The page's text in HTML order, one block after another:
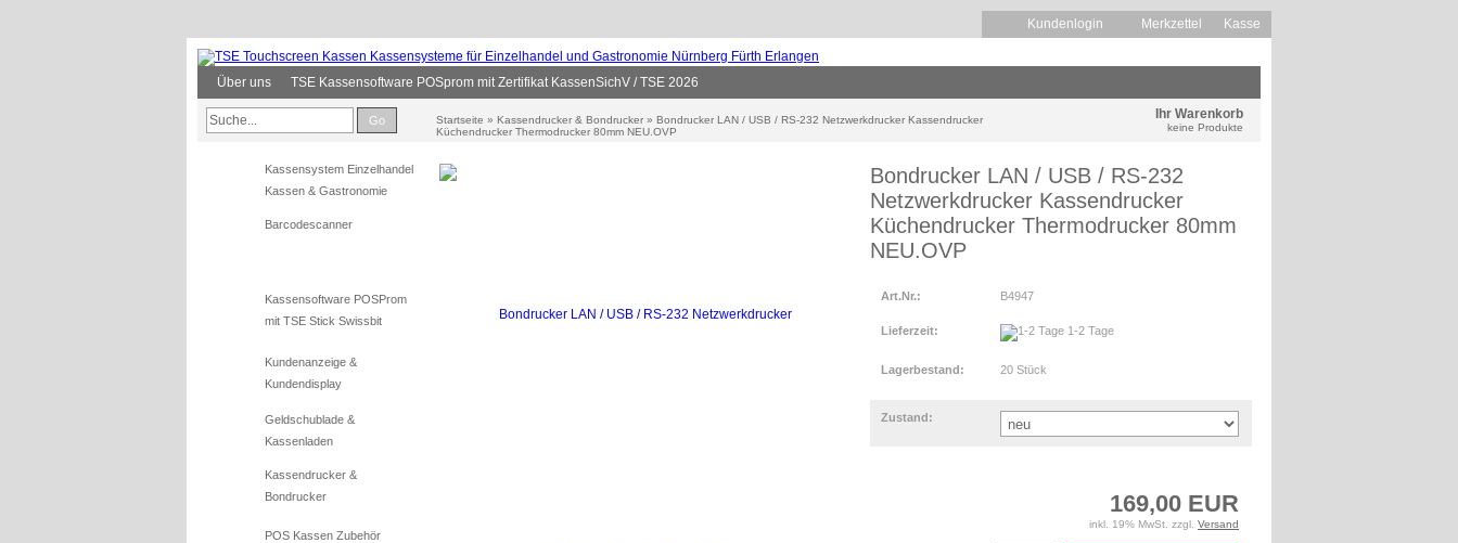
Kundenlogin Merkzettel Kasse
Über uns TSE Kassensoftware POSprom mit Zertifikat KassenSichV / TSE 2026
Go Startseite » Kassendrucker & Bondrucker » Bondrucker LAN / USB / RS-232 Netzwerkdrucker Kassendrucker
Küchendrucker Thermodrucker 80mm NEU.OVP
Ihr Warenkorb
keine Produkte
Bondrucker LAN / USB / RS-232
Netzwerkdrucker Kassendrucker
Küchendrucker Thermodrucker 80mm
NEU.OVP
Art.Nr.: B4947
Lieferzeit: 1-2 Tage
Lagerbestand: 20 Stück
Zustand:
169,00 EUR
inkl. 19% MwSt. zzgl. Versand
Kassensystem Einzelhandel
Kassen & Gastronomie
Barcodescanner
Kassensoftware POSProm
mit TSE Stick Swissbit
Kundenanzeige &
Kundendisplay
Geldschublade &
Kassenladen
Kassendrucker &
Bondrucker
POS Kassen Zubehör